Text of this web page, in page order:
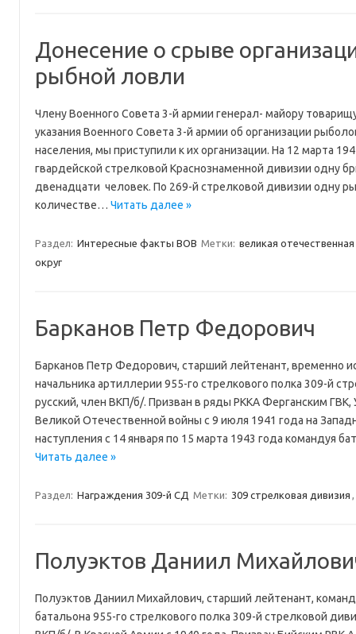
Донесение о срыве
рыбной ловли
Члену Военного Совета 3-й армии генерал- майору
указания Военного Совета 3-й армии об организации
населения, мы приступили к их организации. На 12 марта
гвардейской стрелковой Краснознаменной дивизии одну
двенадцати человек. По 269-й стрелковой дивизии одну
количестве… Читать далее »
Раздел: Интересные факты ВОВ Метки: великая
округ
Барканов Петр Федорович
Барканов Петр Федорович, старший лейтенант, временно
начальника артиллерии 955-го стрелкового полка 309-й
русский, член ВКП/б/. Призван в ряды РККА Ферганским ГВК,
Великой Отечественной войны с 9 июля 1941 года на
наступления с 14 января по 15 марта 1943 года командуя
Читать далее »
Раздел: Награждения 309-й СД Метки: 309 стрелковая дивизия ,
Полуэктов Даниил
Полуэктов Даниил Михайлович, старший лейтенант,
батальона 955-го стрелкового полка 309-й стрелковой